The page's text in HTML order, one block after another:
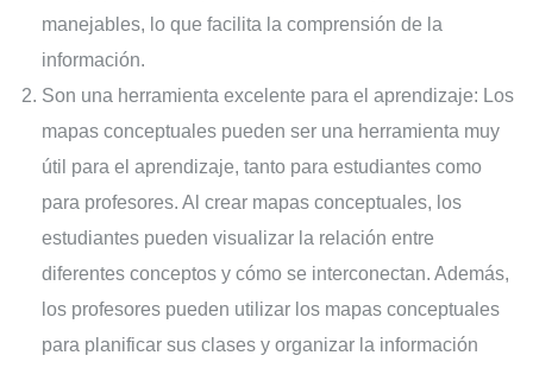
manejables, lo que facilita la comprensión de la
información.
Son una herramienta excelente para el aprendizaje: Los
mapas conceptuales pueden ser una herramienta muy
útil para el aprendizaje, tanto para estudiantes como
para profesores. Al crear mapas conceptuales, los
estudiantes pueden visualizar la relación entre
diferentes conceptos y cómo se interconectan. Además,
los profesores pueden utilizar los mapas conceptuales
para planificar sus clases y organizar la información